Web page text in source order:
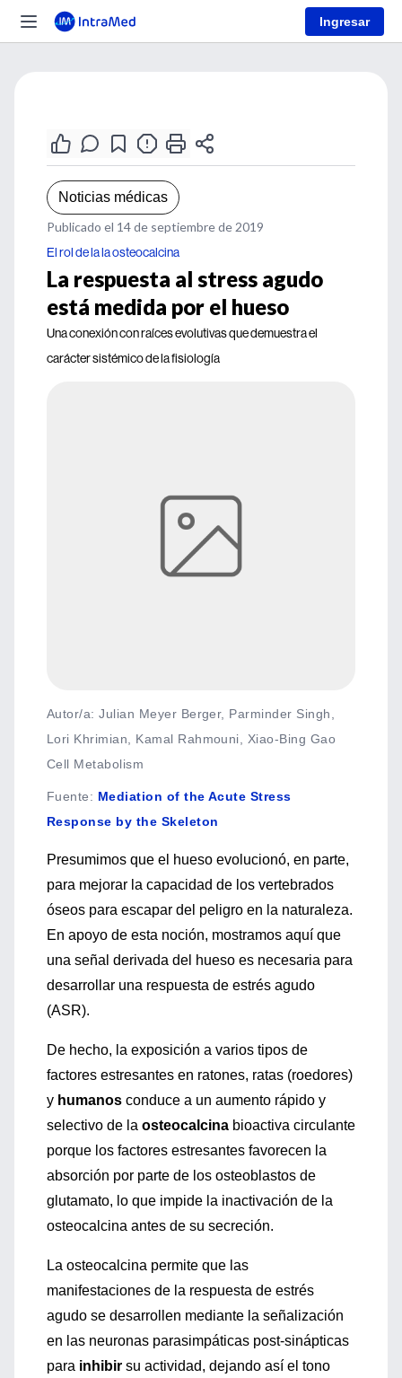
Ingresar
Noticias médicas
Publicado el 14 de septiembre de 2019
El rol de la la osteocalcina
La respuesta al stress agudo
está medida por el hueso
Una conexión con raíces evolutivas que demuestra el
carácter sistémico de la fisiología
Autor/a: Julian Meyer Berger, Parminder Singh,
Lori Khrimian, Kamal Rahmouni, Xiao-Bing Gao
Cell Metabolism
Fuente: Mediation of the Acute Stress
Response by the Skeleton
Presumimos que el hueso evolucionó, en parte,
para mejorar la capacidad de los vertebrados
óseos para escapar del peligro en la naturaleza.
En apoyo de esta noción, mostramos aquí que
una señal derivada del hueso es necesaria para
desarrollar una respuesta de estrés agudo
(ASR).
De hecho, la exposición a varios tipos de
factores estresantes en ratones, ratas (roedores)
y humanos conduce a un aumento rápido y
selectivo de la osteocalcina bioactiva circulante
porque los factores estresantes favorecen la
absorción por parte de los osteoblastos de
glutamato, lo que impide la inactivación de la
osteocalcina antes de su secreción.
La osteocalcina permite que las
manifestaciones de la respuesta de estrés
agudo se desarrollen mediante la señalización
en las neuronas parasimpáticas post-sinápticas
para inhibir su actividad, dejando así el tono